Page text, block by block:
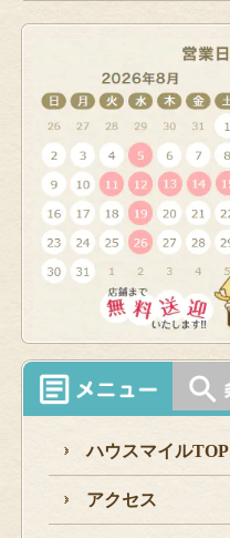
ハウスマイルTOP
アクセス